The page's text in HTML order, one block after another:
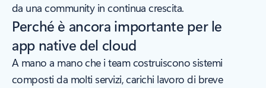
da una community in continua crescita.
Perché è ancora importante per le
app native del cloud
A mano a mano che i team costruiscono sistemi
composti da molti servizi, carichi lavoro di breve